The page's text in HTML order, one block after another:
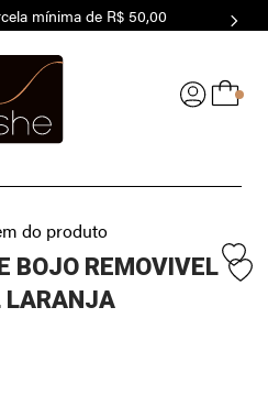
mínima de R$ 50,00
0
BOJO REMOVIVEL
LARANJA